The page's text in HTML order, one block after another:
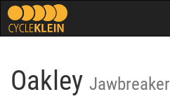
Oakley Jawbreaker